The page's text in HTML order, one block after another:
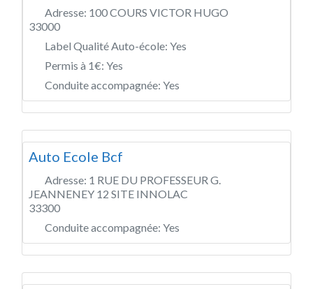
Adresse: 100 COURS VICTOR HUGO
33000
Label Qualité Auto-école: Yes
Permis à 1€: Yes
Conduite accompagnée: Yes
Auto Ecole Bcf
Adresse: 1 RUE DU PROFESSEUR G.
JEANNENEY 12 SITE INNOLAC
33300
Conduite accompagnée: Yes